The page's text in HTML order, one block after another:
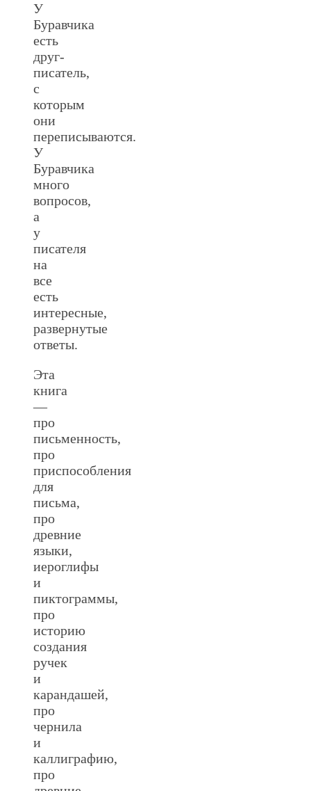
У
Буравчика
есть
друг-
писатель,
с
которым
они
переписываются.
У
Буравчика
много
вопросов,
а
у
писателя
на
все
есть
интересные,
развернутые
ответы.
Эта
книга
—
про
письменность,
про
приспособления
для
письма,
про
древние
языки,
иероглифы
и
пиктограммы,
про
историю
создания
ручек
и
карандашей,
про
чернила
и
каллиграфию,
про